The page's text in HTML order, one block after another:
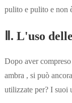
pulito e pulito e non
Ⅱ. L'uso
Dopo aver
ambra , si può
utilizzate per? I suoi